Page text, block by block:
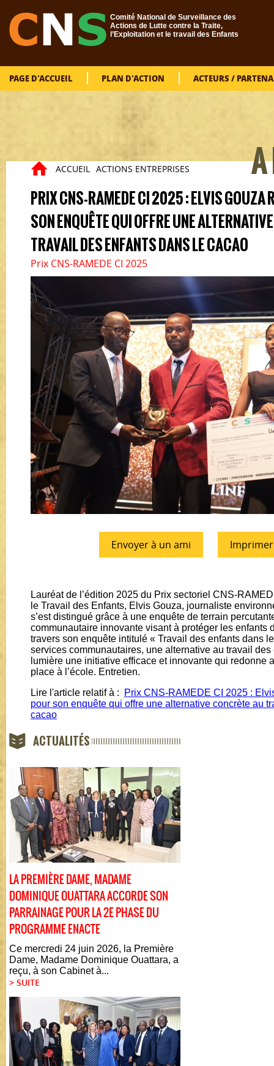
Comité National de Surveillance des
Actions de Lutte contre la Traite,
l’Exploitation et le travail des Enfants
PAGE D'ACCUEIL PLAN D'ACTION ACTEURS /
Vous êtes ici
ACCUEIL ACTIONS ENTREPRISES A
PRIX CNS-RAMEDE CI 2025 : ELVIS GOUZA
SON ENQUÊTE QUI OFFRE UNE
TRAVAIL DES ENFANTS DANS LE CACAO
Prix CNS-RAMEDE CI 2025
Envoyer à un ami Imprimer
Lauréat de l’édition 2025 du Prix sectoriel CNS-
le Travail des Enfants, Elvis Gouza, journaliste
s’est distingué grâce à une enquête de terrain
communautaire innovante visant à protéger les enfants
travers son enquête intitulé « Travail des enfants dans
services communautaires, une alternative au travail des
lumière une initiative efficace et innovante qui redonne
place à l’école. Entretien.
Lire l'article relatif à :
Prix CNS-RAMEDE CI 2025 :
pour son enquête qui offre une alternative concrète au
cacao
ACTUALITÉS
LA PREMIÈRE DAME, MADAME
DOMINIQUE OUATTARA ACCORDE SON
PARRAINAGE POUR LA 2E PHASE DU
PROGRAMME ENACTE
Ce mercredi 24 juin 2026, la Première
Dame, Madame Dominique Ouattara, a
reçu, à son Cabinet à...
> SUITE